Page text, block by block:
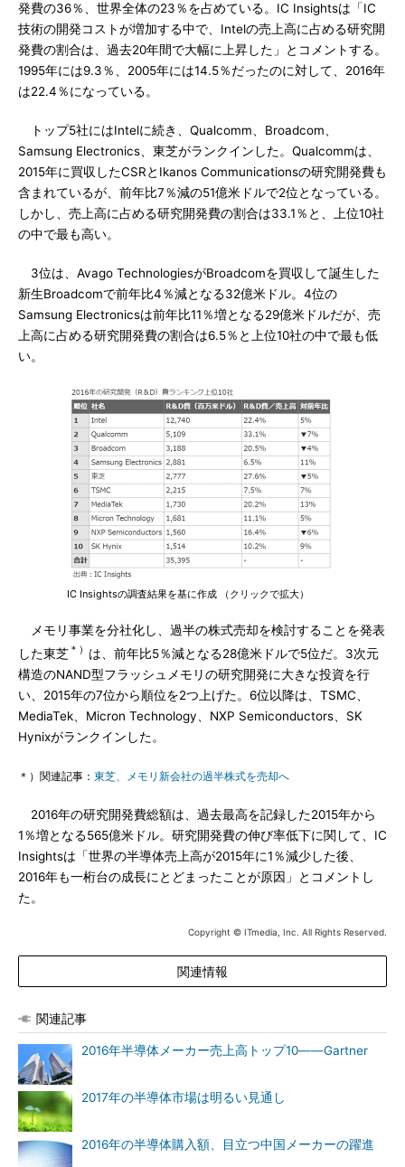
発費の36％、世界全体の23％を占めている。IC Insightsは「IC
技術の開発コストが増加する中で、Intelの売上高に占める研究開
発費の割合は、過去20年間で大幅に上昇した」とコメントする。
1995年には9.3％、2005年には14.5％だったのに対して、2016年
は22.4％になっている。
トップ5社にはIntelに続き、Qualcomm、Broadcom、
Samsung Electronics、東芝がランクインした。Qualcommは、
2015年に買収したCSRとIkanos Communicationsの研究開発費も
含まれているが、前年比7％減の51億米ドルで2位となっている。
しかし、売上高に占める研究開発費の割合は33.1％と、上位10社
の中で最も高い。
3位は、Avago TechnologiesがBroadcomを買収して誕生した
新生Broadcomで前年比4％減となる32億米ドル。4位の
Samsung Electronicsは前年比11％増となる29億米ドルだが、売
上高に占める研究開発費の割合は6.5％と上位10社の中で最も低
い。
IC Insightsの調査結果を基に作成 （クリックで拡大）
メモリ事業を分社化し、過半の株式売却を検討することを発表
した東芝 ＊） は、前年比5％減となる28億米ドルで5位だ。3次元
構造のNAND型フラッシュメモリの研究開発に大きな投資を行
い、2015年の7位から順位を2つ上げた。6位以降は、TSMC、
MediaTek、Micron Technology、NXP Semiconductors、SK
Hynixがランクインした。
＊）関連記事： 東芝、メモリ新会社の過半株式を売却へ
2016年の研究開発費総額は、過去最高を記録した2015年から
1％増となる565億米ドル。研究開発費の伸び率低下に関して、IC
Insightsは「世界の半導体売上高が2015年に1％減少した後、
2016年も一桁台の成長にとどまったことが原因」とコメントし
た。
Copyright © ITmedia, Inc. All Rights Reserved.
関連情報
関連記事
2016年半導体メーカー売上高トップ10――Gartner
2017年の半導体市場は明るい見通し
2016年の半導体購入額、目立つ中国メーカーの躍進